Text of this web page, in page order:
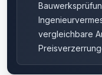
vergleichbare